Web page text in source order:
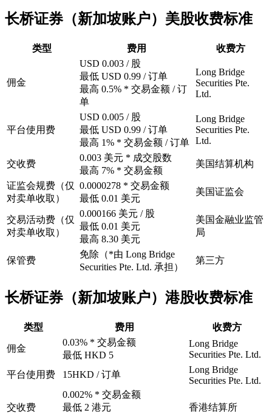
长桥证券（新加坡账户）美股收费标准
类型 费用 收费方
佣金
USD 0.003 / 股
最低 USD 0.99 / 订单
最高 0.5% * 交易金额 / 订
单
Long Bridge
Securities Pte.
Ltd.
平台使用费
USD 0.005 / 股
最低 USD 0.99 / 订单
最高 1% * 交易金额 / 订单
Long Bridge
Securities Pte.
Ltd.
交收费
0.003 美元 * 成交股数
最高 7% * 交易金额
美国结算机构
证监会规费（仅
对卖单收取）
0.0000278 * 交易金额
最低 0.01 美元
美国证监会
交易活动费（仅
对卖单收取）
0.000166 美元 / 股
最低 0.01 美元
最高 8.30 美元
美国金融业监管
局
保管费
免除（*由 Long Bridge
Securities Pte. Ltd. 承担）
第三方
长桥证券（新加坡账户）港股收费标准
类型 费用 收费方
佣金
0.03% * 交易金额
最低 HKD 5
Long Bridge
Securities Pte. Ltd.
平台使用费
15HKD / 订单
Long Bridge
Securities Pte. Ltd.
交收费
0.002% * 交易金额
最低 2 港元
香港结算所